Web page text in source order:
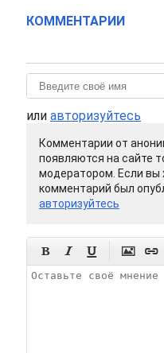
КОММЕНТАРИИ
или авторизуйтесь
Комментарии от
появляются на сайте
модератором. Если вы
комментарий был
авторизуйтесь
    